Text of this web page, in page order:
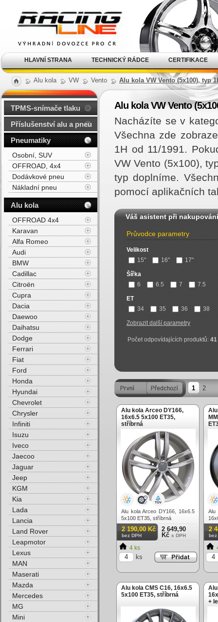
Alu kola VW Vento Alu kola VW Vento (5x100), typ
Alu kola VW Vento
Nacházíte se v
Všechna zde
1H od 11/1991.
VW Vento (5x100),
typ doplníme.
pomocí aplikačních
Váš asistent při nakupování
Průvodce parametry
Velikost
15"
16" 17"
Šířka
6
6.5 7 7.5
ET
34
35 36 38
Zobrazit další parametry
Počet odpovídajících produktů:41
1 2
Alu kola Arceo DY166,
16x6.5 5x100 ET35,
stříbrná
Alu kola Arceo DY166, 16x6.5
5x100 ET35, stříbrná
2 190,00 Kč
bez DPH
2 649,90
Kč s DPH
4 ks
ks
Alu
2
bez
Alu kola CMS C16, 16x6.5
5x100 ET35, stříbrná
+
TPMS-snímače tlaku
Příslušenství alu a pneu
Pneumatiky
Osobní, SUV
OFFROAD, 4x4
Dodávkové pneu
Nákladní pneu
Alu kola
OFFROAD 4x4
Karavan
Alfa Romeo
Audi
BMW
Cadillac
Citroën
Cupra
Dacia
Daewoo
Daihatsu
Dodge
Ferrari
Fiat
Ford
Honda
Hyundai
Chevrolet
Chrysler
Infiniti
Isuzu
Iveco
Jaecoo
Jaguar
Jeep
KGM
Kia
Lada
Lancia
Land Rover
Leapmotor
Lexus
MAN
Maserati
Mazda
Mercedes
MG
Mini
kola Racing Line
HLAVNÍ STRANA TECHNICKÝ RÁDCE CERTIFIKACE